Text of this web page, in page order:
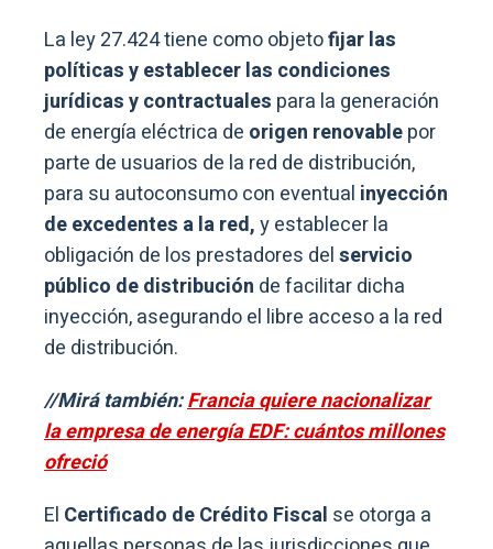
La ley 27.424 tiene como objetofijar las
políticas y establecer las condiciones
jurídicas y contractuales para la generación
de energía eléctrica de origen renovablepor
parte de usuarios de la red de distribución,
para su autoconsumo con eventual inyección
de excedentes a la red,y establecer la
obligación de los prestadores delservicio
público de distribución de facilitar dicha
inyección, asegurando el libre acceso a la red
de distribución.
//Mirá también:Francia quiere nacionalizar
la empresa de energía EDF: cuántos millones
ofreció
El Certificado de Crédito Fiscal se otorga a